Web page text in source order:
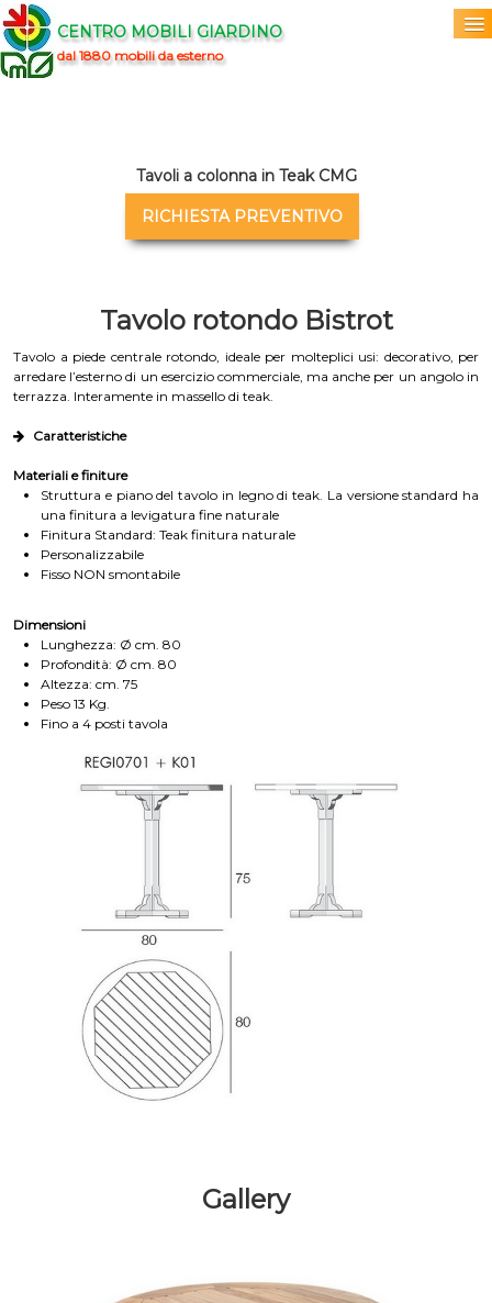
CENTRO MOBILI GIARDINO
dal 1880 mobili da esterno
0
Tavoli a colonna in Teak CMG
RICHIESTA PREVENTIVO
Tavolo rotondo Bistrot
Tavolo a piede centrale rotondo, ideale per molteplici usi: decorativo, per
arredare l’esterno di un esercizio commerciale, ma anche per un angolo in
terrazza. Interamente in massello di teak.
Caratteristiche
Materiali e finiture
Struttura e piano del tavolo in legno di teak. La versione standard ha
una finitura a levigatura fine naturale
Finitura Standard: Teak finitura naturale
Personalizzabile
Fisso NON smontabile
Dimensioni
Lunghezza: Ø cm. 80
Profondità: Ø cm. 80
Altezza: cm. 75
Peso 13 Kg.
Fino a 4 posti tavola
Gallery